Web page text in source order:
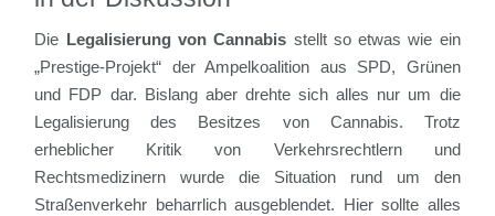
Die Legalisierung von Cannabis stellt so etwas wie ein
„Prestige-Projekt“ der Ampelkoalition aus SPD, Grünen
und FDP dar. Bislang aber drehte sich alles nur um die
Legalisierung des Besitzes von Cannabis. Trotz
erheblicher Kritik von Verkehrsrechtlern und
Rechtsmedizinern wurde die Situation rund um den
Straßenverkehr beharrlich ausgeblendet. Hier sollte alles